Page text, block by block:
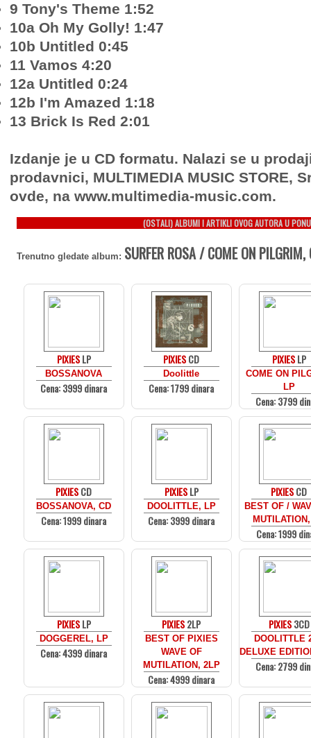
9 Tony's Theme 1:52
10a Oh My Golly! 1:47
10b Untitled 0:45
11 Vamos 4:20
12a Untitled 0:24
12b I'm Amazed 1:18
13 Brick Is Red 2:01
Izdanje je u CD formatu. Nalazi se u
prodavnici, MULTIMEDIA MUSIC STORE,
ovde, na www.multimedia-music.com.
(OSTALI) ALBUMI I ARTIKLI OVOG AUTORA U
Trenutno gledate album: SURFER ROSA / COME ON PILGRIM,
PIXIESLP
BOSSANOVA
Cena: 3999 dinara
PIXIESCD
Doolittle
Cena: 1799 dinara
PIXIESLP
COME ON
LP
Cena: 3799
PIXIESCD
BOSSANOVA, CD
Cena: 1999 dinara
PIXIESLP
DOOLITTLE, LP
Cena: 3999 dinara
PIXIESCD
BEST OF /
Cena: 1999
PIXIESLP
DOGGEREL, LP
Cena: 4399 dinara
PIXIES2LP
BEST OF PIXIES
WAVE OF
MUTILATION, 2LP
Cena: 4999 dinara
PIXIES3CD
DOOLITTLE
DELUXE
Cena: 2799